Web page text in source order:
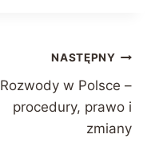
NASTĘPNY
Rozwody w Polsce –
procedury, prawo i
zmiany